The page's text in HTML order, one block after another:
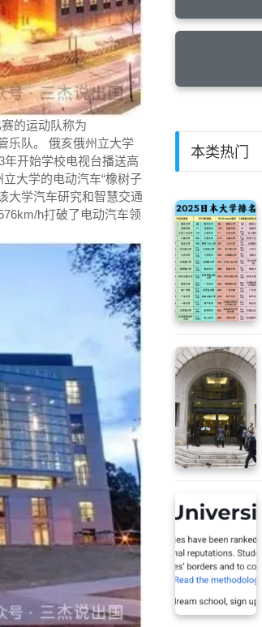
的运动队称为
乐队。 俄亥俄州立大学
开始学校电视台播送高
大学的电动汽车“橡树子
大学汽车研究和智慧交通
h打破了电动汽车领
本类热门